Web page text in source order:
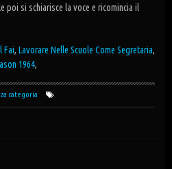
Fai, Lavorare Nelle Scuole Come Segretaria,
1964,
categoria